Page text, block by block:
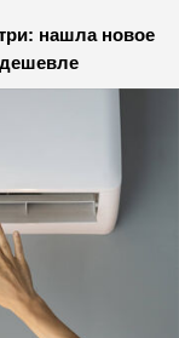
нашла новое